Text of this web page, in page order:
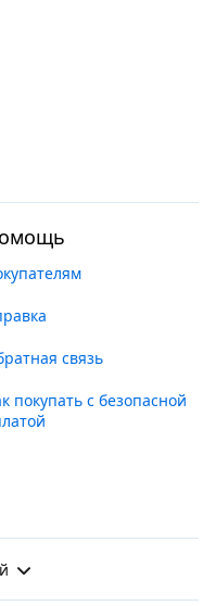
связь
покупать с безопасной